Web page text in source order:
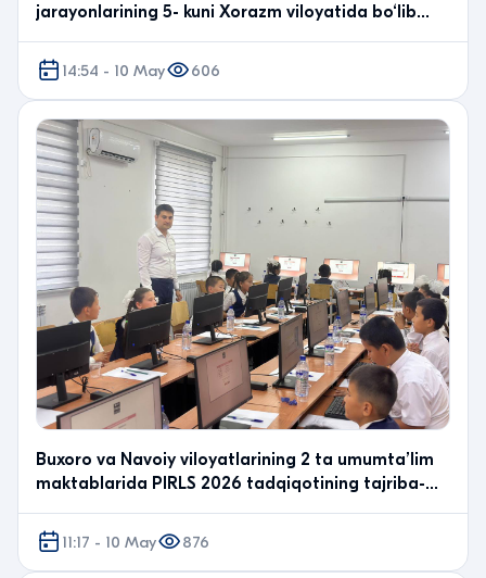
jarayonlarining 5- kuni Xorazm viloyatida bo‘lib
14:54 - 10 May
606
Buxoro va Navoiy viloyatlarining 2 ta umumta’lim
maktablarida PIRLS 2026 tadqiqotining tajriba-
11:17 - 10 May
876